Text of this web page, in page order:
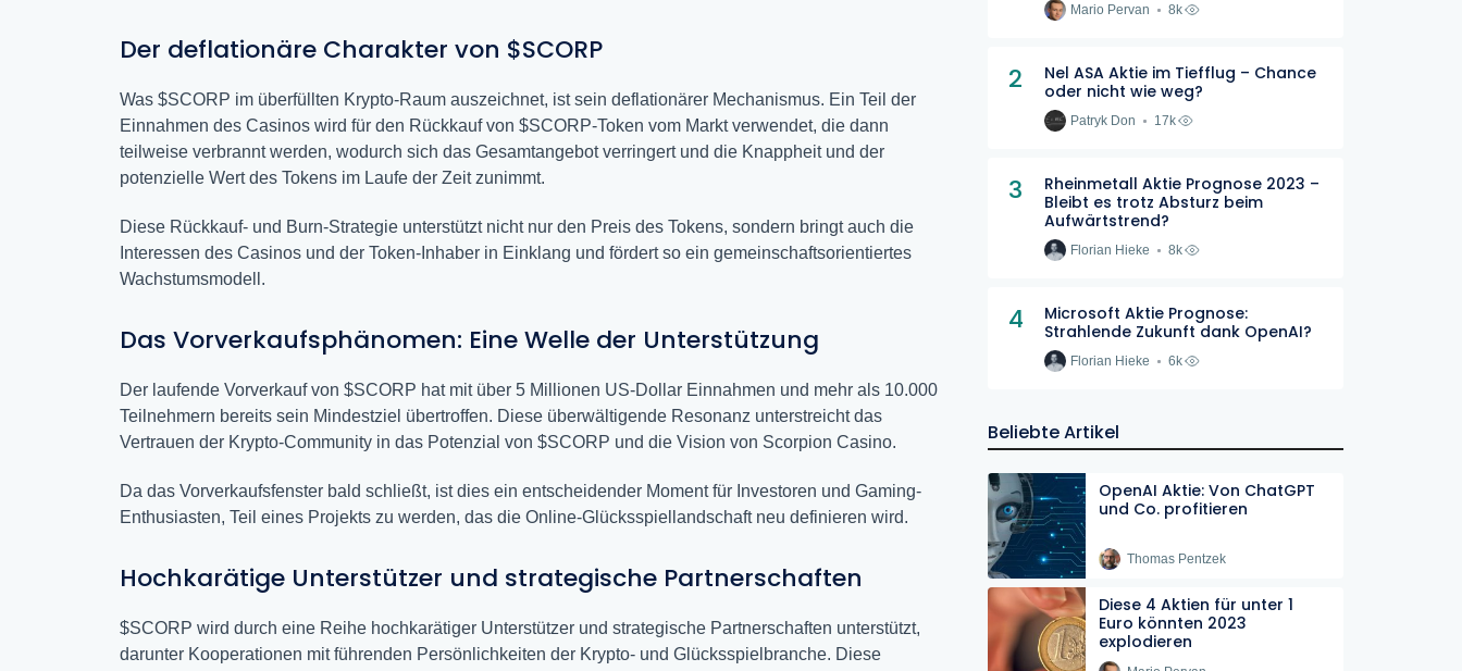
Der deflationäre Charakter von $SCORP
Was $SCORP im überfüllten Krypto-Raum auszeichnet, ist sein deflationärer Mechanismus. Ein Teil der
Einnahmen des Casinos wird für den Rückkauf von $SCORP-Token vom Markt verwendet, die dann
teilweise verbrannt werden, wodurch sich das Gesamtangebot verringert und die Knappheit und der
potenzielle Wert des Tokens im Laufe der Zeit zunimmt.
Diese Rückkauf- und Burn-Strategie unterstützt nicht nur den Preis des Tokens, sondern bringt auch die
Interessen des Casinos und der Token-Inhaber in Einklang und fördert so ein gemeinschaftsorientiertes
Wachstumsmodell.
Das Vorverkaufsphänomen: Eine Welle der Unterstützung
Der laufende Vorverkauf von $SCORP hat mit über 5 Millionen US-Dollar Einnahmen und mehr als 10.000
Teilnehmern bereits sein Mindestziel übertroffen. Diese überwältigende Resonanz unterstreicht das
Vertrauen der Krypto-Community in das Potenzial von $SCORP und die Vision von Scorpion Casino.
Da das Vorverkaufsfenster bald schließt, ist dies ein entscheidender Moment für Investoren und Gaming-
Enthusiasten, Teil eines Projekts zu werden, das die Online-Glücksspiellandschaft neu definieren wird.
Hochkarätige Unterstützer und strategische Partnerschaften
$SCORP wird durch eine Reihe hochkarätiger Unterstützer und strategische Partnerschaften unterstützt,
darunter Kooperationen mit führenden Persönlichkeiten der Krypto- und Glücksspielbranche. Diese
Mario Pervan 8k
2
Nel ASA Aktie im Tiefflug – Chance
oder nicht wie weg?
Patryk Don 17k
3
Rheinmetall Aktie Prognose 2023 –
Bleibt es trotz Absturz beim
Aufwärtstrend?
Florian Hieke 8k
4
Microsoft Aktie Prognose:
Strahlende Zukunft dank OpenAI?
Florian Hieke 6k
Beliebte Artikel
OpenAI Aktie: Von ChatGPT
und Co. profitieren
Thomas Pentzek
Diese 4 Aktien für unter 1
Euro könnten 2023
explodieren